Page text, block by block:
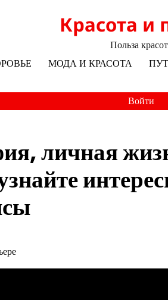
Красота и
Польза
МОДА И КРАСОТА
Войти
личная